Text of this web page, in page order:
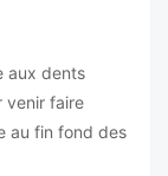
aux dents
venir faire
au fin fond des